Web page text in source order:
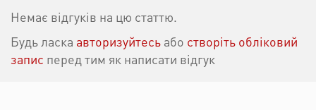
Немає відгуків на цю статтю.
Будь ласка авторизуйтесь або створіть обліковий
запис перед тим як написати відгук